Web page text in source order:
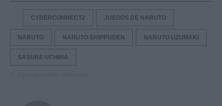
CYBERCONNECT2 JUEGOS DE NARUTO
NARUTO NARUTO SHIPPUDEN NARUTO UZUMAKI
SASUKE UCHIHA